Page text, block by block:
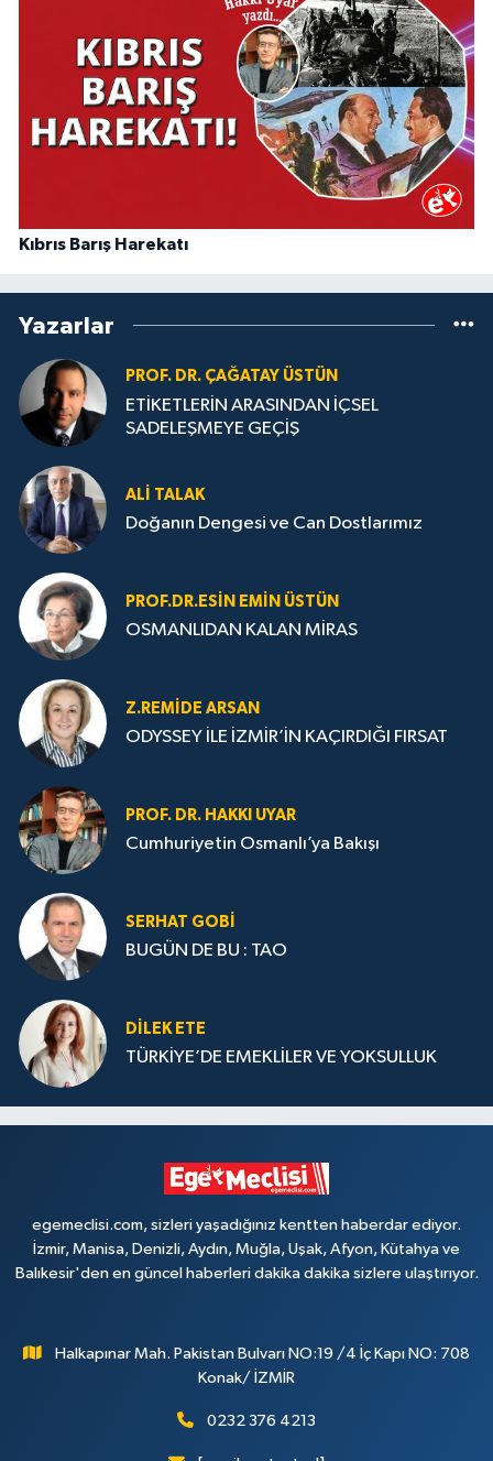
Kıbrıs Barış Harekatı
Yazarlar
PROF. DR. ÇAĞATAY ÜSTÜN
ETİKETLERİN ARASINDAN İÇSEL
SADELEŞMEYE GEÇİŞ
ALI TALAK
Doğanın Dengesi ve Can Dostlarımız
PROF.DR.ESIN EMIN ÜSTÜN
OSMANLIDAN KALAN MİRAS
Z.REMIDE ARSAN
ODYSSEY İLE İZMİR’İN KAÇIRDIĞI FIRSAT
PROF. DR. HAKKI UYAR
Cumhuriyetin Osmanlı’ya Bakışı
SERHAT GOBİ
BUGÜN DE BU : TAO
DILEK ETE
TÜRKİYE’DE EMEKLİLER VE YOKSULLUK
egemeclisi.com, sizleri yaşadığınız kentten haberdar ediyor.
İzmir, Manisa, Denizli, Aydın, Muğla, Uşak, Afyon, Kütahya ve
Balıkesir'den en güncel haberleri dakika dakika sizlere ulaştırıyor.
Halkapınar Mah. Pakistan Bulvarı NO:19 /4 İç Kapı NO: 708
Konak/ İZMİR
0232 376 4213